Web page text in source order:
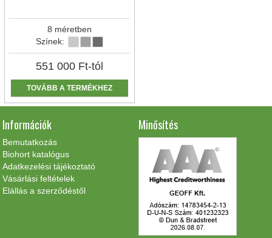
8 méretben
Színek:
551 000 Ft-tól
TOVÁBB A TERMÉKHEZ
Információk
Bemutatkozás
Biohort katalógus
Adatkezelési tájékoztató
Vásárlási feltételek
Elállás a szerződéstől
Minősítés